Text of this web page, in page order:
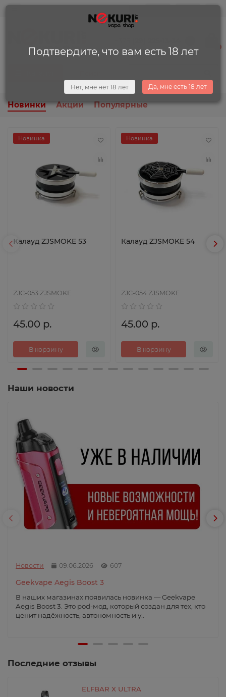
Новинки Акции Популярные
Новинка
Калауд ZJSMOKE 53
ZJC-053 ZJSMOKE
45.00 р.
В корзину
Новинка
Калауд ZJSMOKE 54
ZJC-054 ZJSMOKE
45.00 р.
В корзину
Наши новости
Новости 09.06.2026 607
Geekvape Aegis Boost 3
В наших магазинах появилась новинка — Geekvape
Aegis Boost 3. Это pod-мод, который создан для тех, кто
ценит надёжность, автономность и у..
Последние отзывы
ELFBAR X ULTRA
Подтвердите, что вам есть 18 лет
Нет, мне нет 18 лет Да, мне есть 18 лет